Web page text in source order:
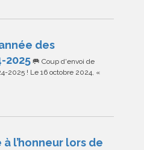
des
2025 🥅 Coup d'envoi de
2025 ! Le 16 octobre 2024, «
l’honneur lors de